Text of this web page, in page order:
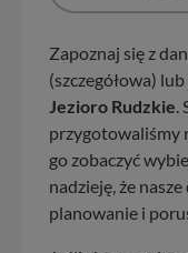
Zapoznaj się z
(szczegółowa)
Jezioro Rudzkie.
przygotowaliśmy
go zobaczyć
nadzieję, że
planowanie i